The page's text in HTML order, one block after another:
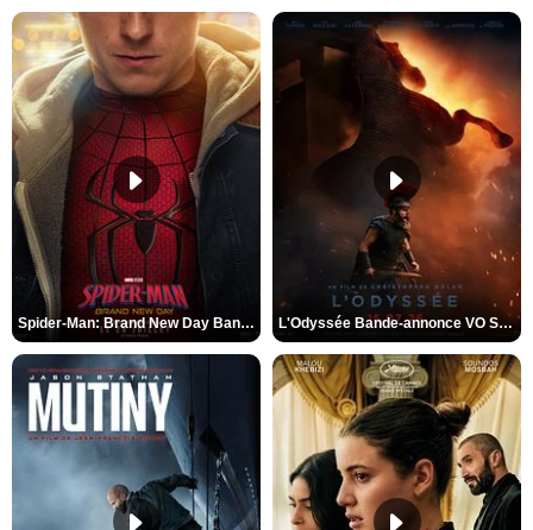
Spider-Man: Brand New Day Bande-annonce VO STFR L'Odyssée Bande-annonce VO STFR